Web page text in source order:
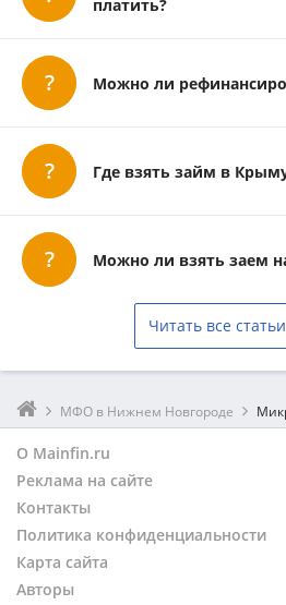
платить?
Можно ли
Где взять займ в
Можно ли взять заем
Читать все
МФО в Нижнем Новгороде
О Mainfin.ru
Реклама на сайте
Контакты
Политика конфиденциальности
Карта сайта
Авторы